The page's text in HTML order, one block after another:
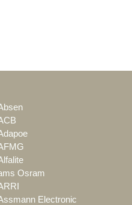
Osram
Electronic